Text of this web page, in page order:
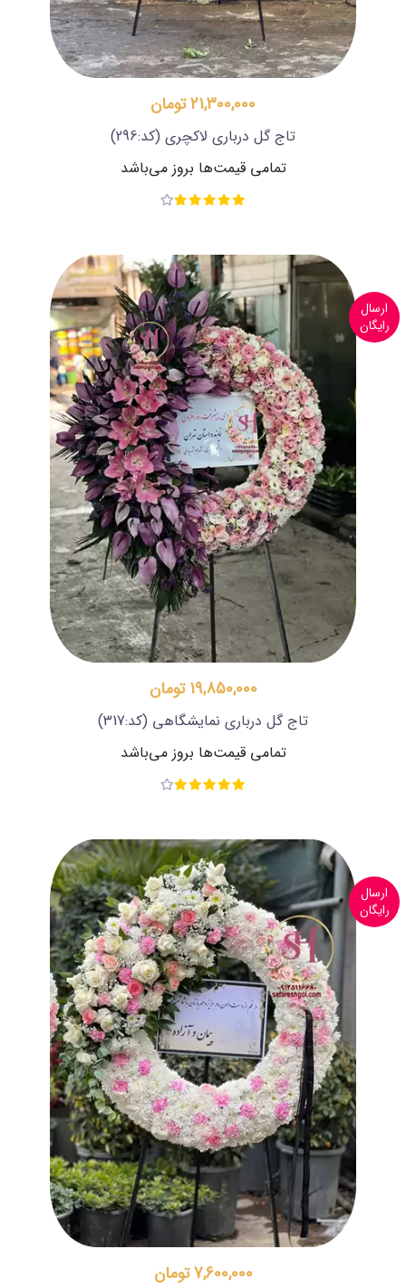
21,300,000 تومان
تاج گل درباری لاکچری (کد:296)
تمامی قیمت‌ها بروز می‌باشد
ارسال
رایگان
19,850,000 تومان
تاج گل درباری نمایشگاهی (کد:317)
تمامی قیمت‌ها بروز می‌باشد
ارسال
رایگان
7,600,000 تومان